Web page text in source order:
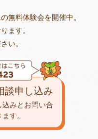
無料体験会を開催中。
ます。
い。
談申し込み
込みとお問い合
す。